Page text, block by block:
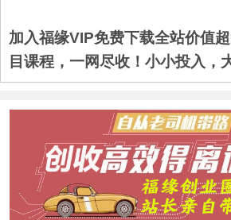
加入福缘VIP免费下载全站价值
目课程，一网尽收！小小投入，